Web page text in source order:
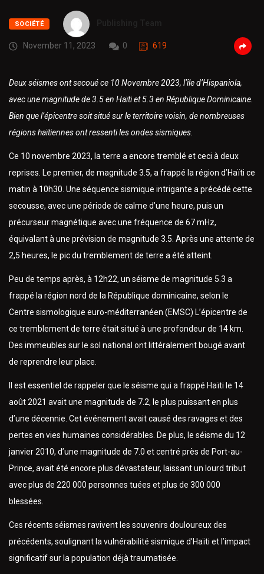
SOCIÉTÉ
November 11, 2023 0 619
Deux séismes ont secoué ce 10 Novembre 2023, l’île d’Hispaniola,
avec une magnitude de 3.5 en Haïti et 5.3 en République Dominicaine.
Bien que l’épicentre soit situé sur le territoire voisin, de nombreuses
régions haïtiennes ont ressenti les ondes sismiques.
Ce 10 novembre 2023, la terre a encore tremblé et ceci à deux
reprises. Le premier, de magnitude 3.5, a frappé la région d’Haïti ce
matin à 10h30. Une séquence sismique intrigante a précédé cette
secousse, avec une période de calme d’une heure, puis un
précurseur magnétique avec une fréquence de 67 mHz,
équivalant à une prévision de magnitude 3.5. Après une attente de
2,5 heures, le pic du tremblement de terre a été atteint.
Peu de temps après, à 12h22, un séisme de magnitude 5.3 a
frappé la région nord de la République dominicaine, selon le
Centre sismologique euro-méditerranéen (EMSC) L’épicentre de
ce tremblement de terre était situé à une profondeur de 14 km.
Des immeubles sur le sol national ont littéralement bougé avant
de reprendre leur place.
Il est essentiel de rappeler que le séisme qui a frappé Haïti le 14
août 2021 avait une magnitude de 7.2, le plus puissant en plus
d’une décennie. Cet événement avait causé des ravages et des
pertes en vies humaines considérables. De plus, le séisme du 12
janvier 2010, d’une magnitude de 7.0 et centré près de Port-au-
Prince, avait été encore plus dévastateur, laissant un lourd tribut
avec plus de 220 000 personnes tuées et plus de 300 000
blessées.
Ces récents séismes ravivent les souvenirs douloureux des
précédents, soulignant la vulnérabilité sismique d’Haïti et l’impact
significatif sur la population déjà traumatisée.